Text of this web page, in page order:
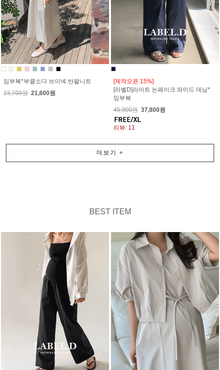
임부복*부클소다 브이넥 반팔니트
23,700원 21,600원
[제작오픈 15%]
[라벨D]라이트 논페이크 와이드 데님*
임부복
45,900원 37,800원
리뷰: 11
더보기 +
BEST ITEM